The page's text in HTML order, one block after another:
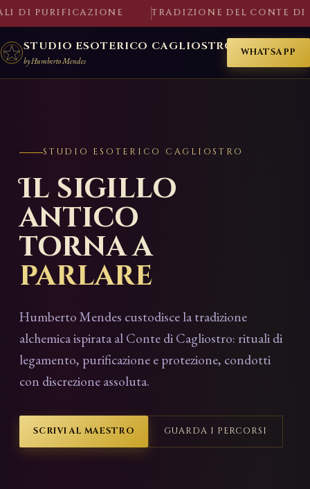
TRADIZIONE DEL CONTE DI
STUDIO ESOTERICO CAGLIOSTRO
by Humberto Mendes
WHATSAPP
STUDIO ESOTERICO CAGLIOSTRO
Il sigillo
antico
torna a
parlare
Humberto Mendes custodisce la tradizione
alchemica ispirata al Conte di Cagliostro: rituali di
legamento, purificazione e protezione, condotti
con discrezione assoluta.
SCRIVI AL MAESTRO GUARDA I PERCORSI